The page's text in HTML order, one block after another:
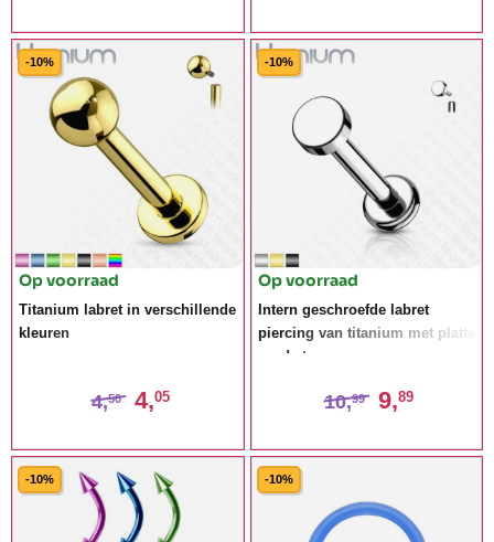
-10%
Op voorraad
Titanium labret in verschillende
kleuren
4,50 4,05
-10%
Op voorraad
Intern geschroefde labret
piercing van titanium met platte
ronde top
10,99 9,89
-10% -10%